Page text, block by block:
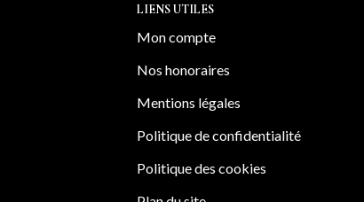
LIENS UTILES
Mon compte
Nos honoraires
Mentions légales
Politique de confidentialité
Politique des cookies